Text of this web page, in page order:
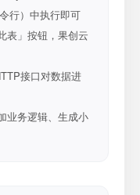
行）中执行即可
表」按钮，果创云
接口对数据进
业务逻辑、生成小